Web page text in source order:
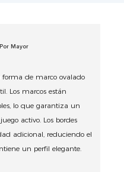
Mayor
de marco ovalado
Los marcos están
lo que garantiza un
activo. Los bordes
adicional, reduciendo el
un perfil elegante.